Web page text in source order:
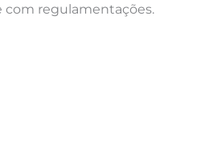
regulamentações.